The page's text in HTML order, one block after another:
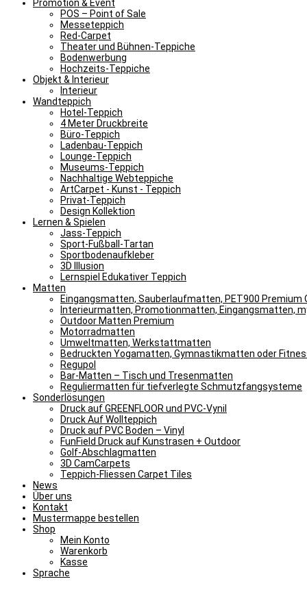
Promotion & Event
POS – Point of Sale
Messeteppich
Red-Carpet
Theater und Bühnen-Teppiche
Bodenwerbung
Hochzeits-Teppiche
Objekt & Interieur
Interieur
Wandteppich
Hotel-Teppich
4 Meter Druckbreite
Büro-Teppich
Ladenbau-Teppich
Lounge-Teppich
Museums-Teppich
Nachhaltige Webteppiche
ArtCarpet - Kunst - Teppich
Privat-Teppich
Design Kollektion
Lernen & Spielen
Jass-Teppich
Sport-Fußball-Tartan
Sportbodenaufkleber
3D Illusion
Lernspiel Edukativer Teppich
Matten
Eingangsmatten, Sauberlaufmatten, PET900 Premium
Interieurmatten, Promotionmatten, Eingangsmatten,
Outdoor Matten Premium
Motorradmatten
Umweltmatten, Werkstattmatten
Bedruckten Yogamatten, Gymnastikmatten oder
Regupol
Bar-Matten – Tisch und Tresenmatten
Reguliermatten für tiefverlegte Schmutzfangsysteme
Sonderlösungen
Druck auf GREENFLOOR und PVC-Vynil
Druck Auf Wollteppich
Druck auf PVC Boden – Vinyl
FunField Druck auf Kunstrasen + Outdoor
Golf-Abschlagmatten
3D CamCarpets
Teppich-Fliessen Carpet Tiles
News
Über uns
Kontakt
Mustermappe bestellen
Shop
Mein Konto
Warenkorb
Kasse
Sprache